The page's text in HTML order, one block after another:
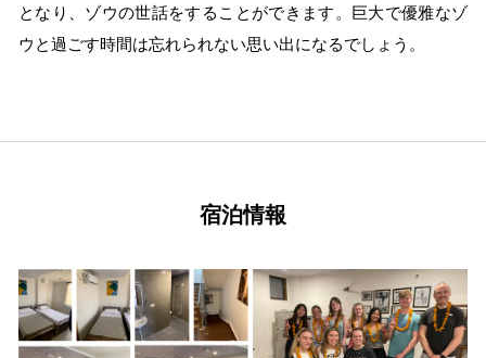
となり、ゾウの世話をすることができます。巨大で優雅なゾ
ウと過ごす時間は忘れられない思い出になるでしょう。
宿泊情報